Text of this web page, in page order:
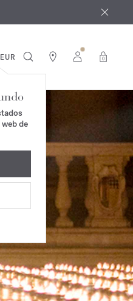
EUR 0
web de